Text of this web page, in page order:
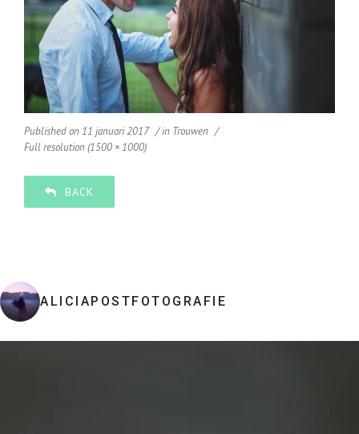
Published on 11 januari 2017 in Trouwen
Full resolution (1500 × 1000)
BACK
ALICIAPOSTFOTOGRAFIE